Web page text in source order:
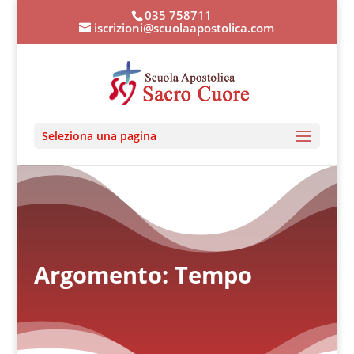
035 758711
iscrizioni@scuolaapostolica.com
Seleziona una pagina
Argomento: Tempo